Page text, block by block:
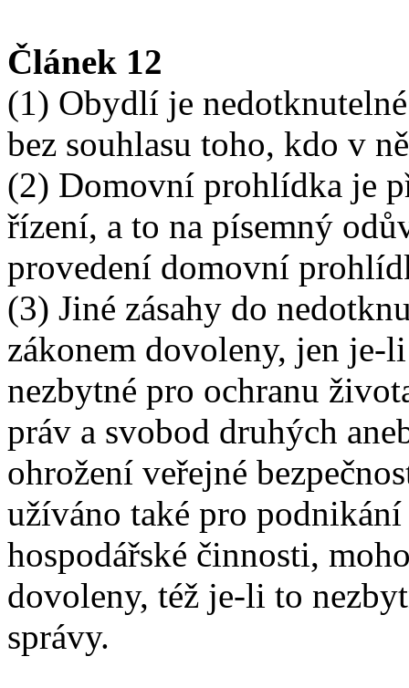
Článek 12
(1) Obydlí je
bez souhlasu toho, kdo v
(2) Domovní prohlídka je
řízení, a to na písemný
provedení domovní
(3) Jiné zásahy do
zákonem dovoleny, jen je-
nezbytné pro ochranu
práv a svobod druhých
ohrožení veřejné
užíváno také pro
hospodářské činnosti,
dovoleny, též je-li to
správy.